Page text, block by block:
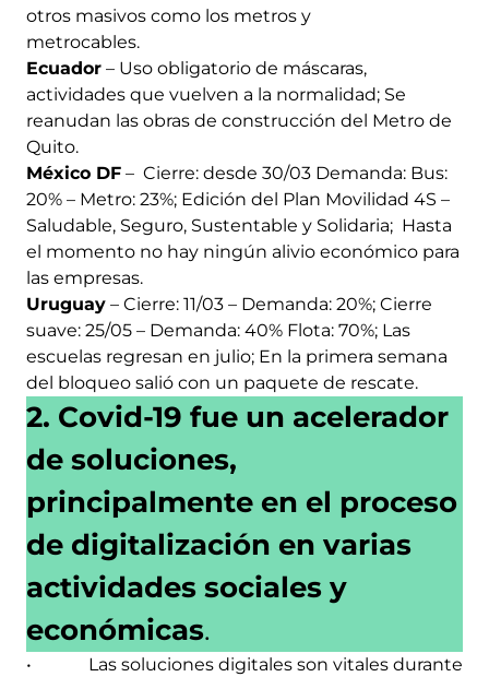
otros masivos como los metros y
metrocables.
Ecuador – Uso obligatorio de máscaras,
actividades que vuelven a la normalidad; Se
reanudan las obras de construcción del Metro de
Quito.
México DF – Cierre: desde 30/03 Demanda: Bus:
20% – Metro: 23%; Edición del Plan Movilidad 4S –
Saludable, Seguro, Sustentable y Solidaria; Hasta
el momento no hay ningún alivio económico para
las empresas.
Uruguay – Cierre: 11/03 – Demanda: 20%; Cierre
suave: 25/05 – Demanda: 40% Flota: 70%; Las
escuelas regresan en julio; En la primera semana
del bloqueo salió con un paquete de rescate.
2. Covid-19 fue un acelerador
de soluciones,
principalmente en el proceso
de digitalización en varias
actividades sociales y
económicas.
• Las soluciones digitales son vitales durante